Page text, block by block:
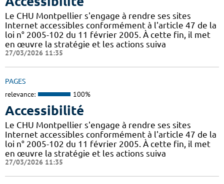
Le CHU Montpellier s'engage à rendre ses sites
Internet accessibles conformément à l'article 47 de la
loi n° 2005-102 du 11 février 2005. À cette fin, il met
en œuvre la stratégie et les actions suiva
27/03/2026 11:35
PAGES
relevance: 100%
Accessibilité
Le CHU Montpellier s'engage à rendre ses sites
Internet accessibles conformément à l'article 47 de la
loi n° 2005-102 du 11 février 2005. À cette fin, il met
en œuvre la stratégie et les actions suiva
27/03/2026 11:35